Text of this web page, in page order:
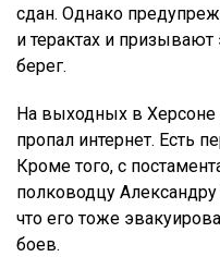
сдан. Однако
и терактах и
берег.
На выходных в Херсоне
пропал интернет. Есть
Кроме того, с
полководцу
что его тоже
боев.